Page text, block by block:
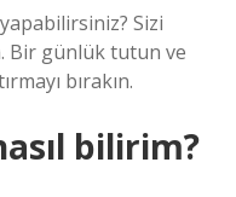
Sizi
Bir günlük tutun ve
bırakın.
bilirim?